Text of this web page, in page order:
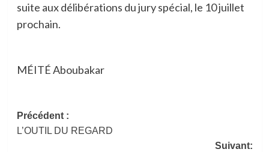
suite aux délibérations du jury spécial, le 10 juillet
prochain.
MÉITÉ Aboubakar
Navigation
d’article
Précédent :
L’OUTIL DU REGARD
Suivant: